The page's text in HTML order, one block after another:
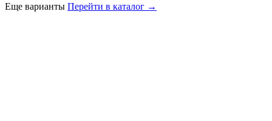
Еще варианты Перейти в каталог →